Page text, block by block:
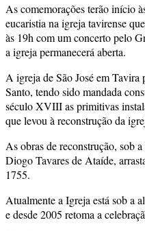
As comemorações terão início
eucaristia na igreja tavirense
às 19h com um concerto pelo
a igreja permanecerá aberta.
A igreja de São José em
Santo, tendo sido mandada
século XVIII as primitivas
que levou à reconstrução da
As obras de reconstrução, sob
Diogo Tavares de Ataíde,
1755.
Atualmente a Igreja está sob a
e desde 2005 retoma a